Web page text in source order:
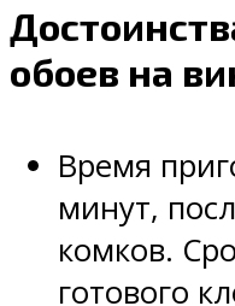
обоев на
Время
минут,
комков.
готового